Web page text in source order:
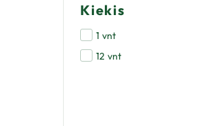
Kiekis
1 vnt
12 vnt